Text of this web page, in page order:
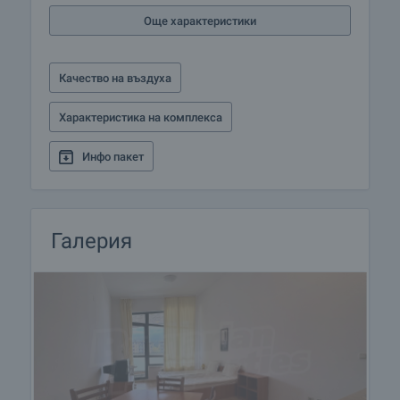
Още характеристики
Качество на въздуха
Характеристика на комплекса
Инфо пакет
Галерия